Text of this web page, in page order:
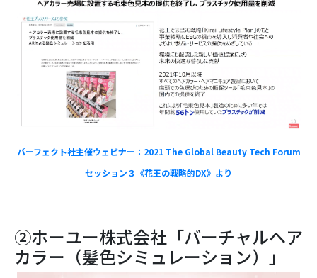
パーフェクト社主催ウェビナー：2021 The Global Beauty Tech Forum
セッション３《花王の戦略的DX》より
②ホーユー株式会社「バーチャルヘア
カラー（髪色シミュレーション）」